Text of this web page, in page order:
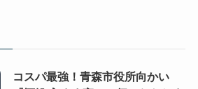
コスパ最強！青森市役所向かい